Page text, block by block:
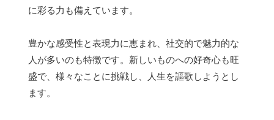
に彩る力も備えています。
豊かな感受性と表現力に恵まれ、社交的で魅力的な
人が多いのも特徴です。新しいものへの好奇心も旺
盛で、様々なことに挑戦し、人生を謳歌しようとし
ます。